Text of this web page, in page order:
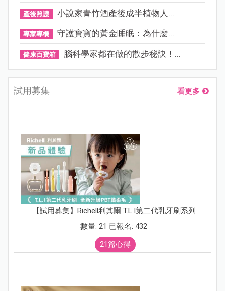
產後照護 小說家青竹酒產後成半植物人...
專家專欄 守護寶寶的黃金睡眠：為什麼...
健康百寶箱 腦科學家都在做的散步秘訣！...
試用募集 看更多
【試用募集】Richell利其爾 T.L.I第二代乳牙刷系列
數量: 21 已報名: 432
21篇心得